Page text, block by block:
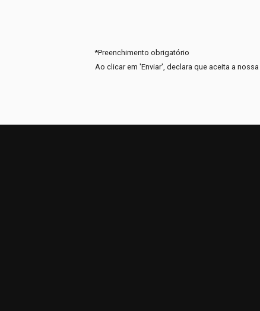
*Preenchimento obrigatório
Ao clicar em 'Enviar', declara que aceita a nossa